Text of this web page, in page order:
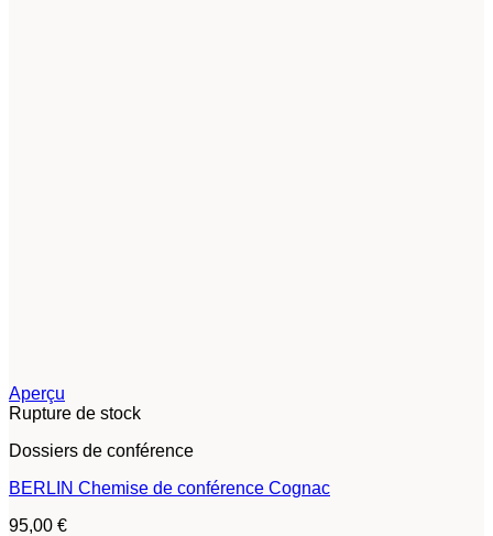
Aperçu
Rupture de stock
Dossiers de conférence
BERLIN Chemise de conférence Cognac
95,00 €